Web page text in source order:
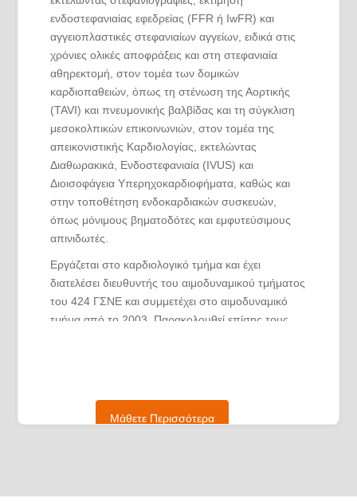
ενδοστεφανιαίας εφεδρείας (FFR ή IwFR) και
αγγειοπλαστικές στεφανιαίων αγγείων, ειδικά στις
χρόνιες ολικές αποφράξεις και στη στεφανιαία
αθηρεκτομή, στον τομέα των δομικών
καρδιοπαθειών, όπως τη στένωση της Αορτικής
(TAVI) και πνευμονικής βαλβίδας και τη σύγκλιση
μεσοκολπικών επικοινωνιών, στον τομέα της
απεικονιστικής Καρδιολογίας, εκτελώντας
Διαθωρακικά, Ενδοστεφανιαία (IVUS) και
Διοισοφάγεια Υπερηχοκαρδιοφήματα, καθώς και
στην τοποθέτηση ενδοκαρδιακών συσκευών,
όπως μόνιμους βηματοδότες και εμφυτεύσιμους
απινιδωτές.
Εργάζεται στο καρδιολογικό τμήμα και έχει
διατελέσει διευθυντής του αιμοδυναμικού τμήματος
του 424 ΓΣΝΕ και συμμετέχει στο αιμοδυναμικό
τμήμα από το 2003. Παρακολουθεί επίσης τους
Πανεπιστήμιο Θεσσαλονίκης το 1991,
πραγματοποίησε την ειδικότητά του στην
Μάθετε Περισσότερα